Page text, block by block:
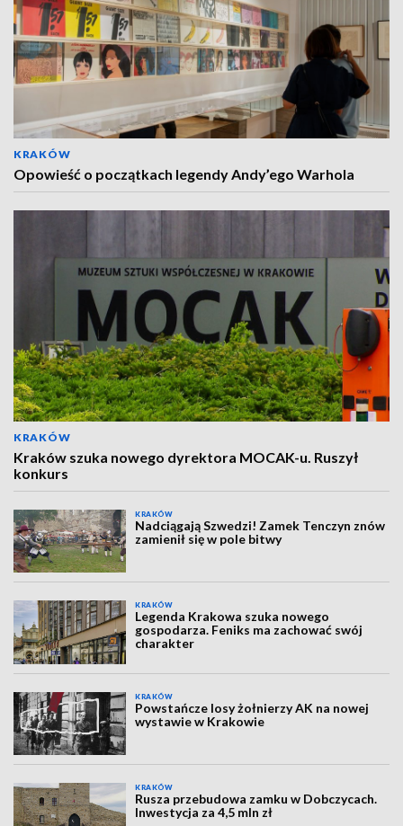
KRAKÓW
Opowieść o początkach legendy Andy’ego Warhola
KRAKÓW
Kraków szuka nowego dyrektora MOCAK-u. Ruszył
konkurs
KRAKÓW
Nadciągają Szwedzi! Zamek Tenczyn znów
zamienił się w pole bitwy
KRAKÓW
Legenda Krakowa szuka nowego
gospodarza. Feniks ma zachować swój
charakter
KRAKÓW
Powstańcze losy żołnierzy AK na nowej
wystawie w Krakowie
KRAKÓW
Rusza przebudowa zamku w Dobczycach.
Inwestycja za 4,5 mln zł